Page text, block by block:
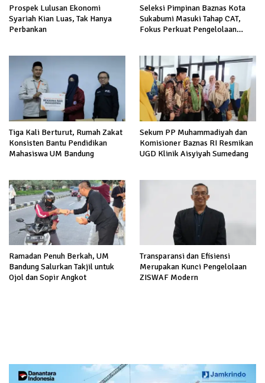
Prospek Lulusan Ekonomi
Syariah Kian Luas, Tak Hanya
Perbankan
Seleksi Pimpinan Baznas Kota
Sukabumi Masuki Tahap CAT,
Fokus Perkuat Pengelolaan
Tiga Kali Berturut, Rumah Zakat
Konsisten Bantu Pendidikan
Mahasiswa UM Bandung
Sekum PP Muhammadiyah dan
Komisioner Baznas RI Resmikan
UGD Klinik Aisyiyah Sumedang
Ramadan Penuh Berkah, UM
Bandung Salurkan Takjil untuk
Ojol dan Sopir Angkot
Transparansi dan Efisiensi
Merupakan Kunci Pengelolaan
ZISWAF Modern